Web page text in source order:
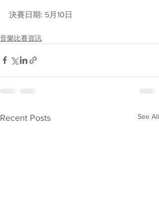
決賽日期: 5月10日
音樂比賽資訊
Recent Posts See All